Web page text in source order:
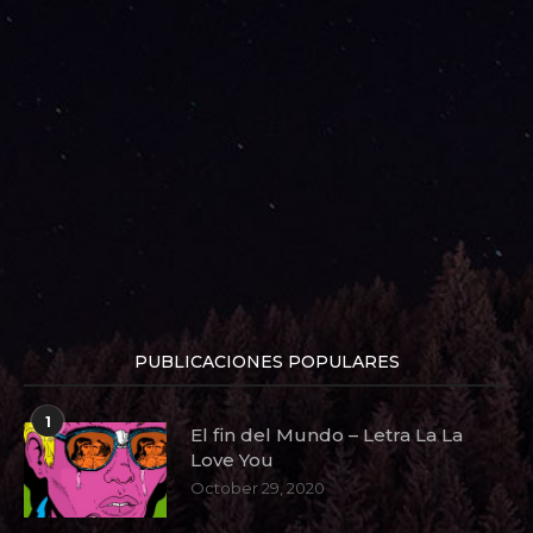
PUBLICACIONES POPULARES
1
El fin del Mundo – Letra La La
Love You
October 29, 2020